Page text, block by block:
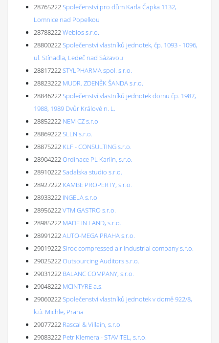
28765222Společenství pro dům Karla Čapka 1132,
Lomnice nad Popelkou
28788222Webios s.r.o.
28800222Společenství vlastníků jednotek, čp. 1093 - 1096,
ul. Stínadla, Ledeč nad Sázavou
28817222STYLPHARMA spol. s r.o.
28823222 MUDR. ZDENĚK ŠANDA s.r.o.
28846222Společenství vlastníků jednotek domu čp. 1987,
1988, 1989 Dvůr Králové n. L.
28852222 NEM CZ s.r.o.
28869222SLLN s.r.o.
28875222 KLF - CONSULTING s.r.o.
28904222Ordinace PL Karlín, s.r.o.
28910222Sadalska studio s.r.o.
28927222 KAMBE PROPERTY, s.r.o.
28933222 INGELA s.r.o.
28956222VTM GASTRO s.r.o.
28985222 MADE IN LAND, s.r.o.
28991222AUTO-MEGA PRAHA s.r.o.
29019222Siroc compressed air industrial company s.r.o.
29025222Outsourcing Auditors s.r.o.
29031222 BALANC COMPANY, s.r.o.
29048222 MCINTYRE a.s.
29060222Společenství vlastníků jednotek v domě 922/8,
k.ú. Michle, Praha
29077222 Rascal & Villain, s.r.o.
29083222 Petr Klemera - STAVITEL, s.r.o.